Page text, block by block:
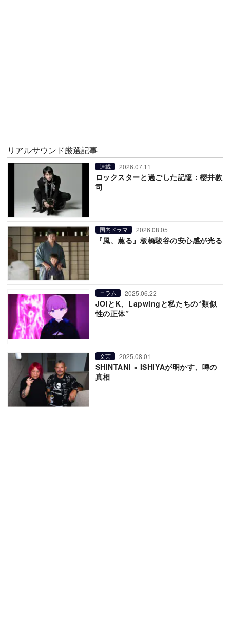
リアルサウンド厳選記事
連載 2026.07.11
ロックスターと過ごした記憶：櫻井敦
司
国内ドラマ 2026.08.05
『風、薫る』板橋駿谷の安心感が光る
コラム 2025.06.22
JOIとK、Lapwingと私たちの“類似
性の正体”
文芸 2025.08.01
SHINTANI × ISHIYAが明かす、噂の
真相